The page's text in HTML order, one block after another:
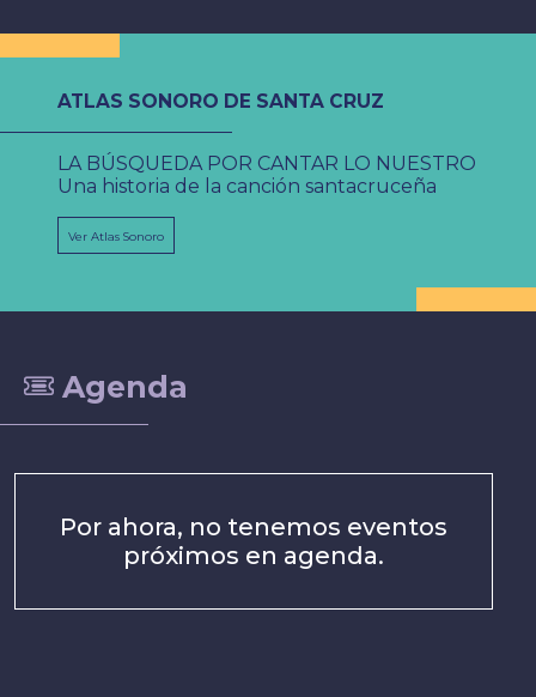
ATLAS SONORO DE SANTA CRUZ
LA BÚSQUEDA POR CANTAR LO NUESTRO
Una historia de la canción santacruceña
Ver Atlas Sonoro
Agenda
Por ahora, no tenemos eventos
próximos en agenda.